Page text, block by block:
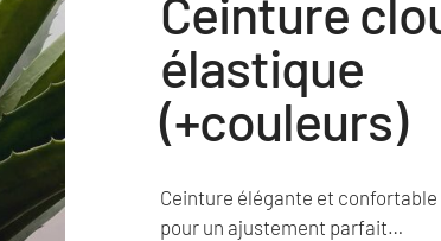
Ceinture
élastique
(+couleurs)
Ceinture élégante et
pour un ajustement parfait…